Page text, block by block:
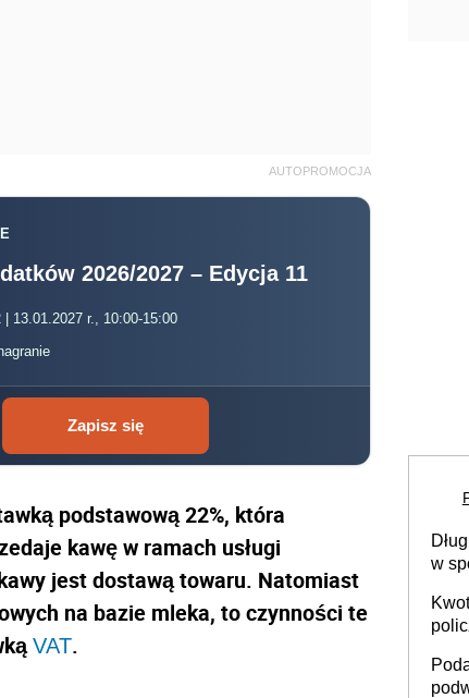
AUTOPROMOCJA
2026/2027 – Edycja 11
| 13.01.2027 r., 10:00-15:00
Zapisz się
podstawową 22%, która
kawę w ramach usługi
jest dostawą towaru. Natomiast
na bazie mleka, to czynności te
VAT.
w